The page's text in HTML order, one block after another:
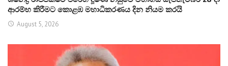
ආරම්භ කිරීමට කොළඹ මහාධිකරණය දින නියම කරයි
August 5, 2026